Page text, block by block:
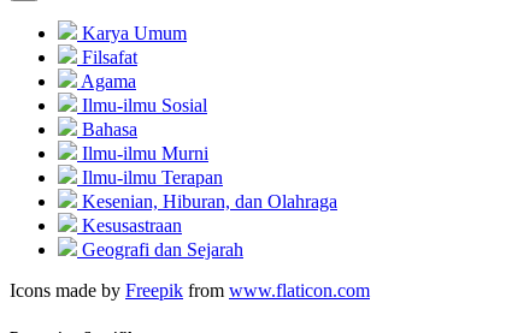
Karya Umum
Filsafat
Agama
Ilmu-ilmu Sosial
Bahasa
Ilmu-ilmu Murni
Ilmu-ilmu Terapan
Kesenian, Hiburan, dan Olahraga
Kesusastraan
Geografi dan Sejarah
Icons made by Freepik from www.flaticon.com